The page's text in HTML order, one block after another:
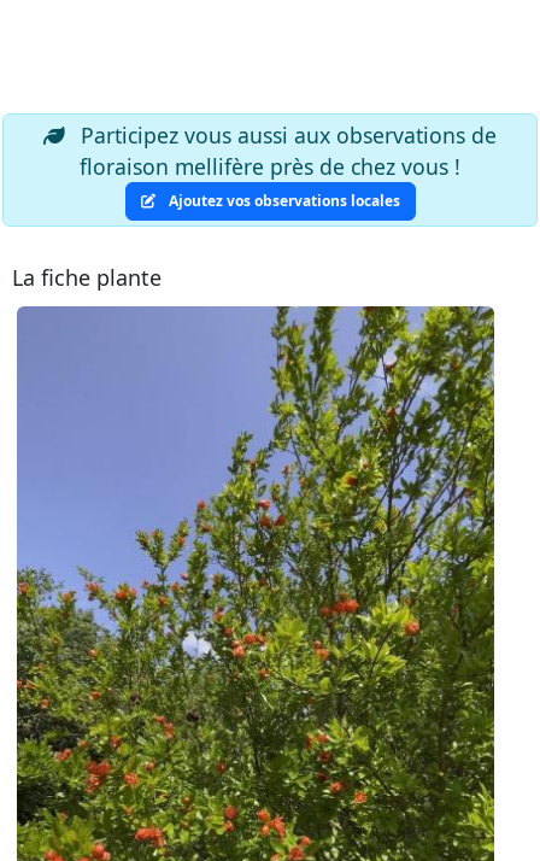
Participez vous aussi aux observations de
floraison mellifère près de chez vous !
Ajoutez vos observations locales
La fiche plante